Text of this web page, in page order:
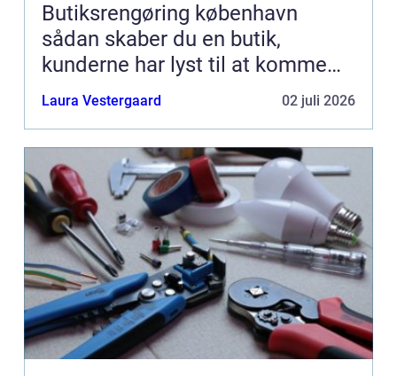
Butiksrengøring københavn
sådan skaber du en butik,
kunderne har lyst til at komme
tilbage til
Laura Vestergaard 02 juli 2026